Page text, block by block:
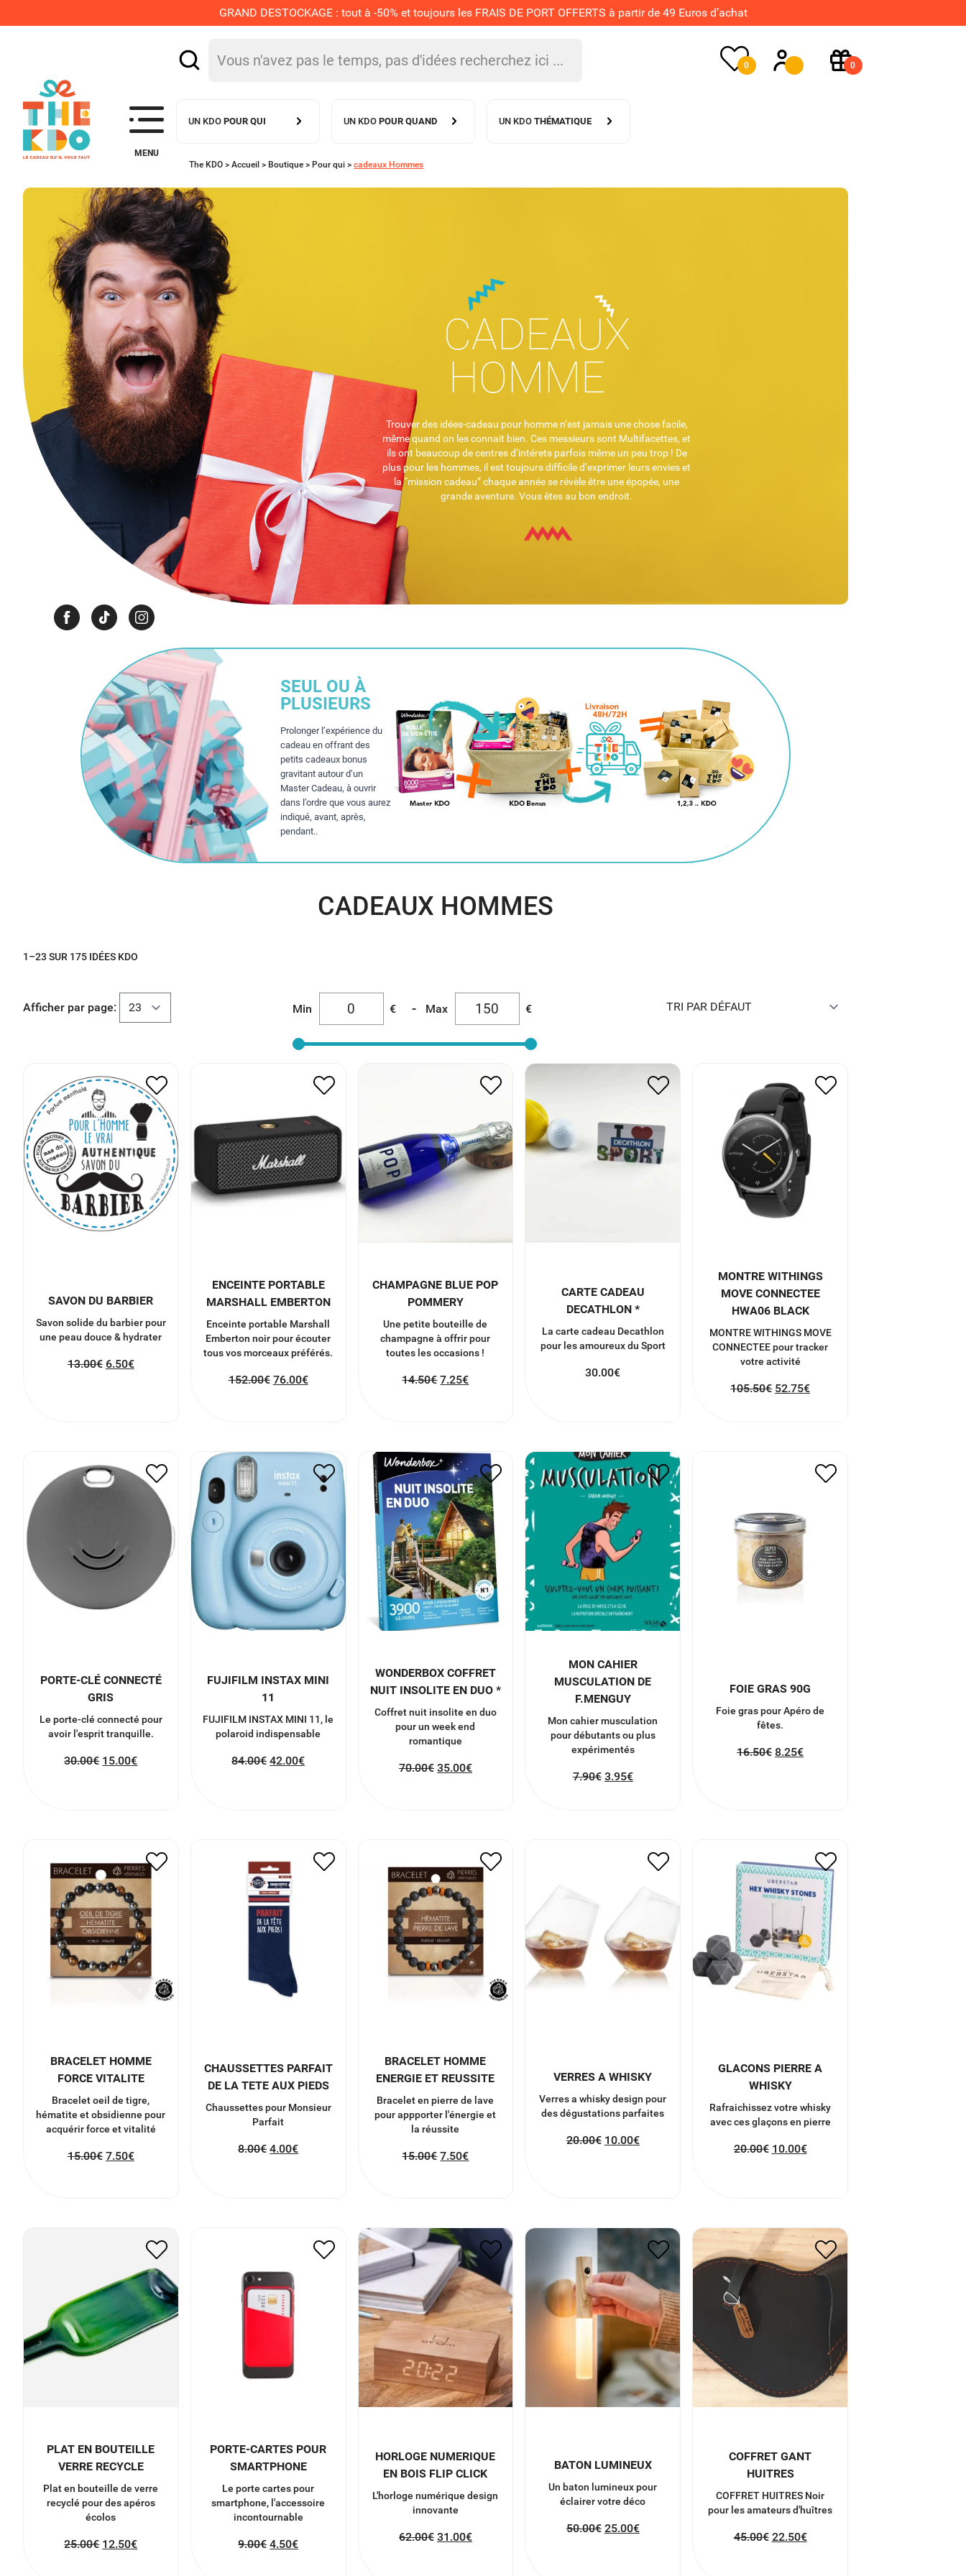
GRAND DESTOCKAGE : tout à -50% et toujours les FRAIS DE PORT OFFERTS à partir de 49 Euros d’achat
MENU
0 0
UN KDOPOUR QUI UN KDOPOUR QUAND UN KDOTHÉMATIQUE
The KDO >Accueil > Boutique > Pour qui >cadeaux Hommes
CADEAUX
HOMME
Trouver des idées-cadeau pour homme n’est jamais une chose facile,
même quand on les connait bien. Ces messieurs sont Multifacettes, et
ils ont beaucoup de centres d’intérets parfois même un peu trop ! De
plus pour les hommes, il est toujours difficile d’exprimer leurs envies et
la “mission cadeau” chaque année se révèle être une épopée, une
grande aventure. Vous êtes au bon endroit.
SEUL OU À
PLUSIEURS
Prolonger l’expérience du
cadeau en offrant des
petits cadeaux bonus
gravitant autour d’un
Master Cadeau, à ouvrir
dans l’ordre que vous aurez
indiqué, avant, après,
pendant..
CADEAUX HOMMES
1–23 SUR 175 IDÉES KDO
Afficher par page: Min € - Max €
SAVON DU BARBIER
Savon solide du barbier pour
une peau douce & hydrater
13.00€ 6.50€
ENCEINTE PORTABLE
ENCEINTE PORTABLE
MARSHALL EMBERTON
Enceinte portable Marshall
Emberton noir pour écouter
tous vos morceaux préférés.
152.00€ 76.00€
CHAMPAGNE BLUE POP
CHAMPAGNE BLUE POP
POMMERY
Une petite bouteille de
champagne à offrir pour
toutes les occasions !
14.50€ 7.25€
DECATHLON *
CARTE CADEAU
DECATHLON *
La carte cadeau Decathlon
pour les amoureux du Sport
30.00€
105.50€ 52.75
MONTRE WITHINGS
MOVE CONNECTEE
HWA06 BLACK
MONTRE WITHINGS MOVE
CONNECTEE pour tracker
votre activité
105.50€ 52.75€
30.00€ 15.00€
PORTE-CLÉ CONNECTÉ
GRIS
Le porte-clé connecté pour
avoir l'esprit tranquille.
30.00€ 15.00€
11
84.00
42.00
FUJIFILM INSTAX MINI
11
FUJIFILM INSTAX MINI 11, le
polaroid indispensable
84.00€ 42.00€
NUIT INSOLITE EN DUO *
70.00€ 35.00€
WONDERBOX COFFRET
NUIT INSOLITE EN DUO *
Coffret nuit insolite en duo
pour un week end
romantique
70.00€ 35.00€
F.MENGUY
7.90€ 3.95€
MON CAHIER
MUSCULATION DE
F.MENGUY
Mon cahier musculation
pour débutants ou plus
expérimentés
7.90€ 3.95€
FOIE GRAS 90G
Foie gras pour Apéro de
fêtes.
16.50€ 8.25€
BRACELET HOMME
FORCE VITALITE
Bracelet oeil de tigre,
hématite et obsidienne pour
acquérir force et vitalité
15.00€ 7.50€
CHAUSSETTES PARFAIT
DE LA TETE AUX PIEDS
Chaussettes pour Monsieur
Parfait
8.00€ 4.00€
BRACELET HOMME
ENERGIE ET REUSSITE
Bracelet en pierre de lave
pour appporter l'énergie et
la réussite
15.00€ 7.50€
VERRES A WHISKY
Verres a whisky design pour
des dégustations parfaites
20.00€ 10.00€
GLACONS PIERRE A
WHISKY
Rafraichissez votre whisky
avec ces glaçons en pierre
20.00€ 10.00€
PLAT EN BOUTEILLE
VERRE RECYCLE
Plat en bouteille de verre
recyclé pour des apéros
écolos
25.00€ 12.50€
PORTE-CARTES POUR
SMARTPHONE
Le porte cartes pour
smartphone, l'accessoire
incontournable
9.00€ 4.50€
EN BOIS FLIP CLICK
62.00€ 31.00
HORLOGE NUMERIQUE
EN BOIS FLIP CLICK
L'horloge numérique design
innovante
62.00€ 31.00€
€ 25.00
BATON LUMINEUX
Un baton lumineux pour
éclairer votre déco
50.00€ 25.00€
HUITRES
45.00€ 22.50€
COFFRET GANT
HUITRES
COFFRET HUITRES Noir
pour les amateurs d'huîtres
45.00€ 22.50€